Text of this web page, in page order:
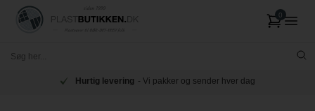
Cut-to-size - Vi skærer på dine mål